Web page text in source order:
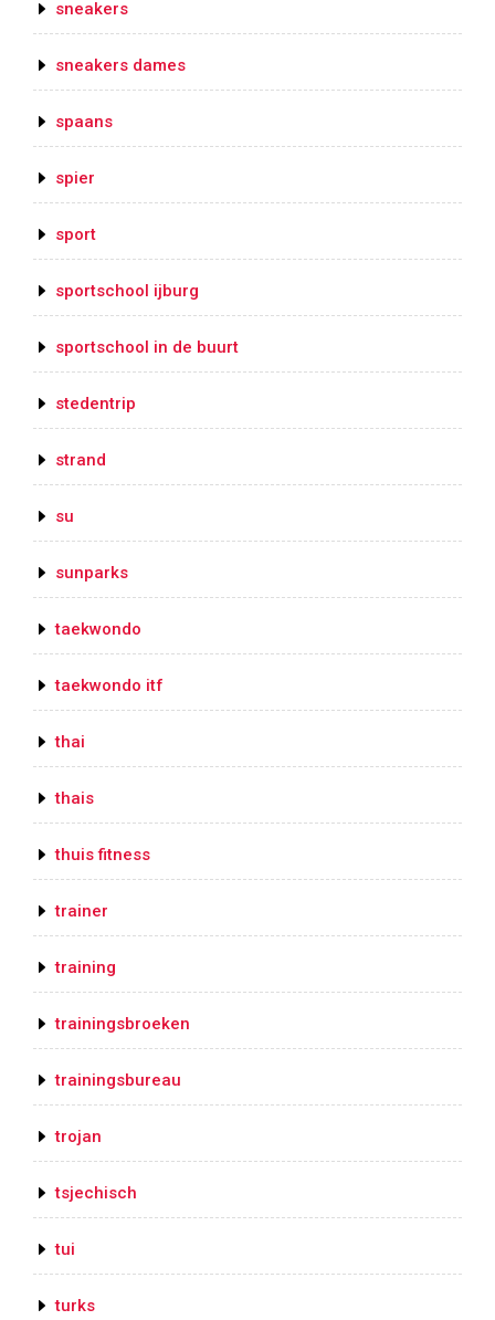
sneakers
sneakers dames
spaans
spier
sport
sportschool ijburg
sportschool in de buurt
stedentrip
strand
su
sunparks
taekwondo
taekwondo itf
thai
thais
thuis fitness
trainer
training
trainingsbroeken
trainingsbureau
trojan
tsjechisch
tui
turks